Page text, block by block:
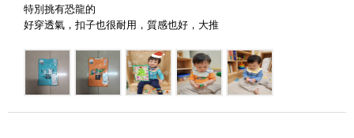
特別挑有恐龍的
好穿透氣，扣子也很耐用，質感也好，大推